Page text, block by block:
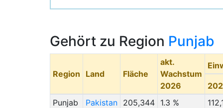
Gehört zu Region Punjab
Region Land Fläche
akt.
Wachstum
2026
Punjab
Pakistan
205,344
1.3 %